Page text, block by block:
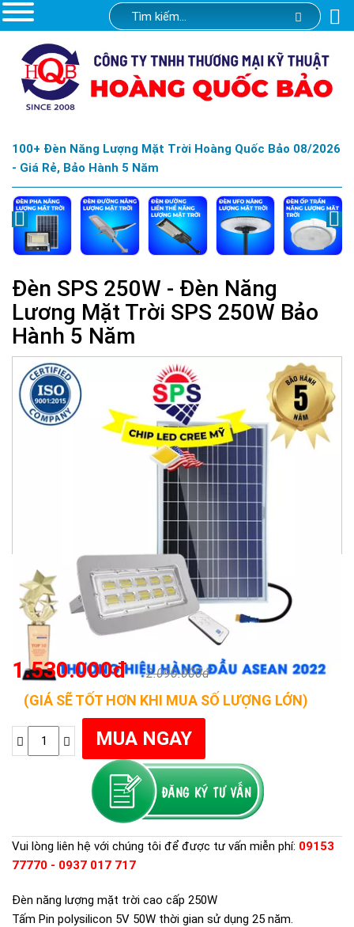
100+ Đèn Năng Lượng Mặt Trời Hoàng Quốc Bảo 08/2026
- Giá Rẻ, Bảo Hành 5 Năm
Đèn SPS 250W - Đèn Năng
Lương Mặt Trời SPS 250W Bảo
Hành 5 Năm
1.530.000đ 2.090.000đ
(GIÁ SẼ TỐT HƠN KHI MUA SỐ LƯỢNG LỚN)
Vui lòng liên hệ với chúng tôi để được tư vấn miễn phí: 09153
77770 - 0937 017 717
Đèn năng lượng mặt trời cao cấp 250W
Tấm Pin polysilicon 5V 50W thời gian sử dụng 25 năm.